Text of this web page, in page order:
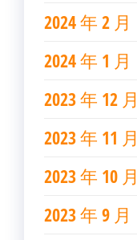
2024 年 2 月
2024 年 1 月
2023 年 12 月
2023 年 11 月
2023 年 10 月
2023 年 9 月